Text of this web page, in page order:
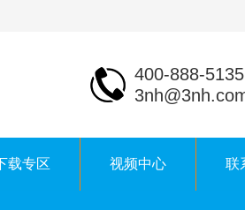
400-888-5135
载专区 视频中心 联